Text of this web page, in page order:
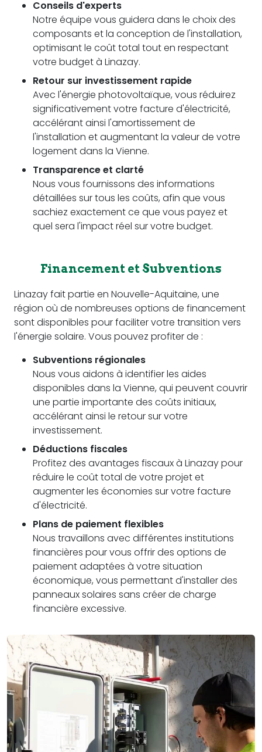
Conseils d'experts
Notre équipe vous guidera dans le choix des
composants et la conception de l'installation,
optimisant le coût total tout en respectant
votre budget à Linazay.
Retour sur investissement rapide
Avec l'énergie photovoltaïque, vous réduirez
significativement votre facture d'électricité,
accélérant ainsi l'amortissement de
l'installation et augmentant la valeur de votre
logement dans la Vienne.
Transparence et clarté
Nous vous fournissons des informations
détaillées sur tous les coûts, afin que vous
sachiez exactement ce que vous payez et
quel sera l'impact réel sur votre budget.
Financement et Subventions
Linazay fait partie en Nouvelle-Aquitaine, une
région où de nombreuses options de financement
sont disponibles pour faciliter votre transition vers
l'énergie solaire. Vous pouvez profiter de :
Subventions régionales
Nous vous aidons à identifier les aides
disponibles dans la Vienne, qui peuvent couvrir
une partie importante des coûts initiaux,
accélérant ainsi le retour sur votre
investissement.
Déductions fiscales
Profitez des avantages fiscaux à Linazay pour
réduire le coût total de votre projet et
augmenter les économies sur votre facture
d'électricité.
Plans de paiement flexibles
Nous travaillons avec différentes institutions
financières pour vous offrir des options de
paiement adaptées à votre situation
économique, vous permettant d'installer des
panneaux solaires sans créer de charge
financière excessive.